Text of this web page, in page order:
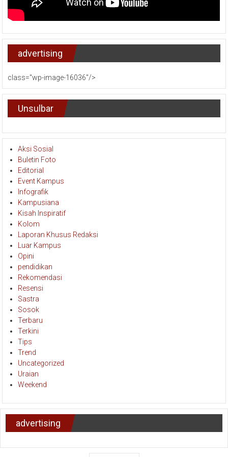
advertising
class="wp-image-16036"/>
Unsulbar
Aksi Sosial
Buletin Foto
Editorial
Event Kampus
Infografik
Kampusiana
Kisah Inspiratif
Kolom
Laporan Khusus Redaksi
Luar Kampus
Opini
pendidikan
Rekomendasi
Resensi
Sastra
Sosok
Terbaru
Terkini
Tips
Trend
Uncategorized
Uraian
Weekend
advertising